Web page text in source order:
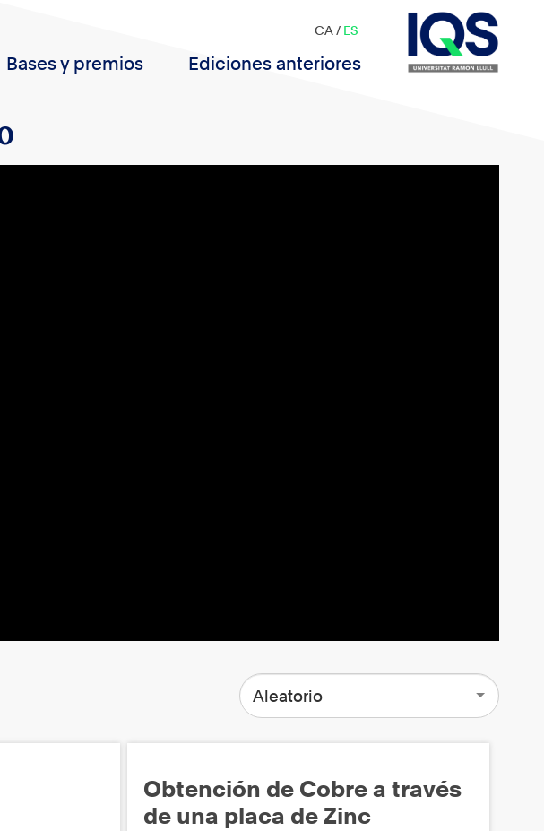
Bases y premios Ediciones anteriores
CA/ ES
Aleatorio
Obtención de Cobre a través
de una placa de Zinc